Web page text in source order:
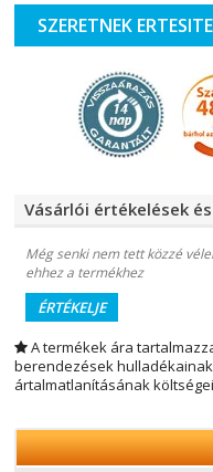
SZERETNEK
Vásárlói értékelések
Még senki nem tett közzé
ehhez a termékhez
ÉRTÉKELJE
A termékek ára
berendezések
ártalmatlanításának